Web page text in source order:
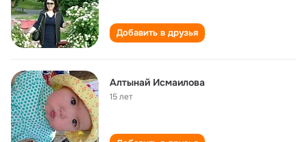
Добавить в друзья
Алтынай Исмаилова
15 лет